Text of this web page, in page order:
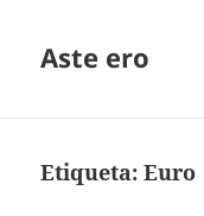
Aste ero
Etiqueta:Euro